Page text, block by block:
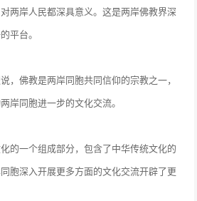
两岸人民都深具意义。这是两岸佛教界深
平台。
，佛教是两岸同胞共同信仰的宗教之一，
岸同胞进一步的文化交流。
的一个组成部分，包含了中华传统文化的
胞深入开展更多方面的文化交流开辟了更